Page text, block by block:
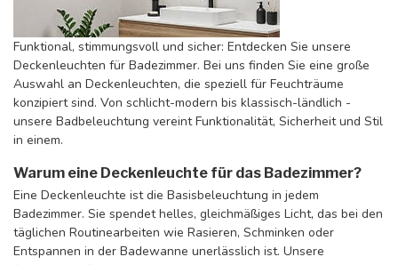
Funktional, stimmungsvoll und sicher: Entdecken Sie unsere
Deckenleuchten für Badezimmer. Bei uns finden Sie eine große
Auswahl an Deckenleuchten, die speziell für Feuchträume
konzipiert sind. Von schlicht-modern bis klassisch-ländlich -
unsere Badbeleuchtung vereint Funktionalität, Sicherheit und Stil
in einem.
Warum eine Deckenleuchte für das Badezimmer?
Eine Deckenleuchte ist die Basisbeleuchtung in jedem
Badezimmer. Sie spendet helles, gleichmäßiges Licht, das bei den
täglichen Routinearbeiten wie Rasieren, Schminken oder
Entspannen in der Badewanne unerlässlich ist. Unsere